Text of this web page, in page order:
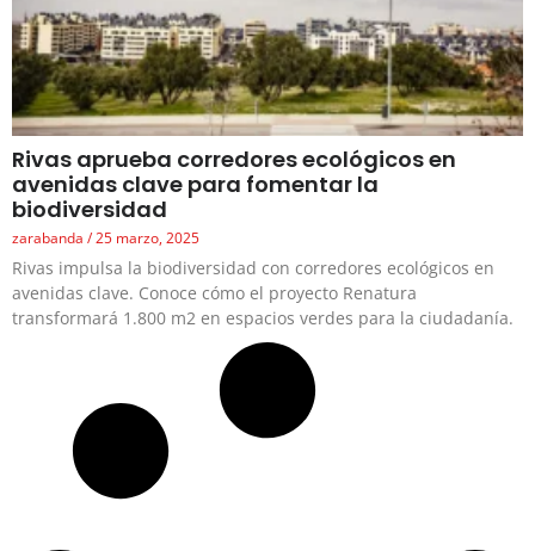
Rivas aprueba corredores ecológicos en
avenidas clave para fomentar la
biodiversidad
zarabanda 25 marzo, 2025
Rivas impulsa la biodiversidad con corredores ecológicos en
avenidas clave. Conoce cómo el proyecto Renatura
transformará 1.800 m2 en espacios verdes para la ciudadanía.